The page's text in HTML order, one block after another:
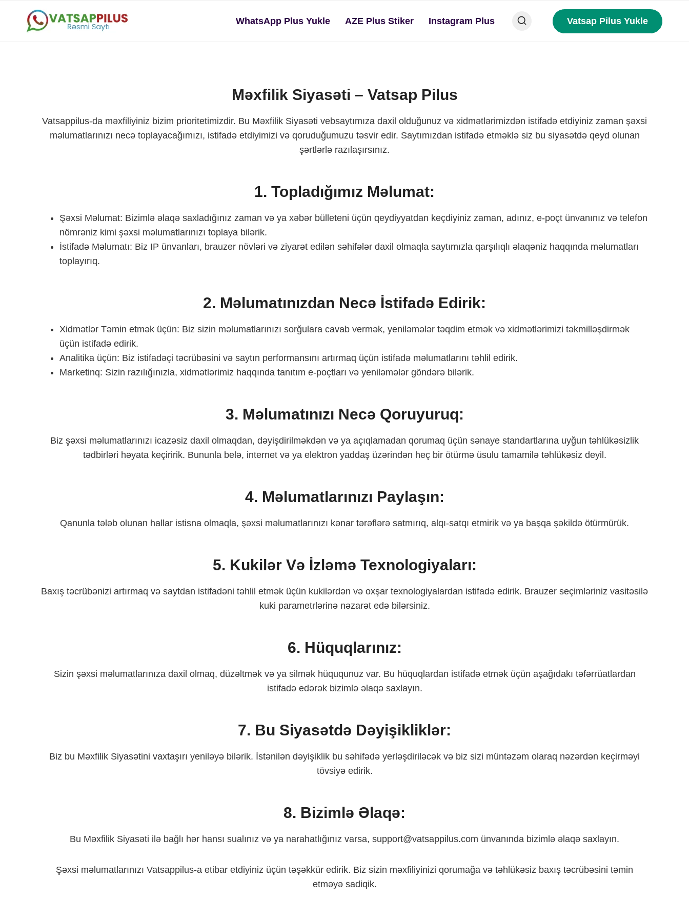
content
WhatsApp Plus Yukle AZE Plus Stiker Instagram Plus Vatsap Pilus Yukle
Məxfilik Siyasəti – Vatsap Pilus
Vatsappilus-da məxfiliyiniz bizim prioritetimizdir. Bu Məxfilik Siyasəti vebsaytımıza daxil olduğunuz və xidmətlərimizdən istifadə etdiyiniz zaman şəxsi
məlumatlarınızı necə toplayacağımızı, istifadə etdiyimizi və qoruduğumuzu təsvir edir. Saytımızdan istifadə etməklə siz bu siyasətdə qeyd olunan
şərtlərlə razılaşırsınız.
1. Topladığımız Məlumat:
Şəxsi Məlumat: Bizimlə əlaqə saxladığınız zaman və ya xəbər bülleteni üçün qeydiyyatdan keçdiyiniz zaman, adınız, e-poçt ünvanınız və telefon
nömrəniz kimi şəxsi məlumatlarınızı toplaya bilərik.
İstifadə Məlumatı: Biz IP ünvanları, brauzer növləri və ziyarət edilən səhifələr daxil olmaqla saytımızla qarşılıqlı əlaqəniz haqqında məlumatları
toplayırıq.
2. Məlumatınızdan Necə İstifadə Edirik:
Xidmətlər Təmin etmək üçün: Biz sizin məlumatlarınızı sorğulara cavab vermək, yeniləmələr təqdim etmək və xidmətlərimizi təkmilləşdirmək
üçün istifadə edirik.
Analitika üçün: Biz istifadəçi təcrübəsini və saytın performansını artırmaq üçün istifadə məlumatlarını təhlil edirik.
Marketinq: Sizin razılığınızla, xidmətlərimiz haqqında tanıtım e-poçtları və yeniləmələr göndərə bilərik.
3. Məlumatınızı Necə Qoruyuruq:
Biz şəxsi məlumatlarınızı icazəsiz daxil olmaqdan, dəyişdirilməkdən və ya açıqlamadan qorumaq üçün sənaye standartlarına uyğun təhlükəsizlik
tədbirləri həyata keçiririk. Bununla belə, internet və ya elektron yaddaş üzərindən heç bir ötürmə üsulu tamamilə təhlükəsiz deyil.
4. Məlumatlarınızı Paylaşın:
Qanunla tələb olunan hallar istisna olmaqla, şəxsi məlumatlarınızı kənar tərəflərə satmırıq, alqı-satqı etmirik və ya başqa şəkildə ötürmürük.
5. Kukilər Və İzləmə Texnologiyaları:
Baxış təcrübənizi artırmaq və saytdan istifadəni təhlil etmək üçün kukilərdən və oxşar texnologiyalardan istifadə edirik. Brauzer seçimləriniz vasitəsilə
kuki parametrlərinə nəzarət edə bilərsiniz.
6. Hüquqlarınız:
Sizin şəxsi məlumatlarınıza daxil olmaq, düzəltmək və ya silmək hüququnuz var. Bu hüquqlardan istifadə etmək üçün aşağıdakı təfərrüatlardan
istifadə edərək bizimlə əlaqə saxlayın.
7. Bu Siyasətdə Dəyişikliklər:
Biz bu Məxfilik Siyasətini vaxtaşırı yeniləyə bilərik. İstənilən dəyişiklik bu səhifədə yerləşdiriləcək və biz sizi müntəzəm olaraq nəzərdən keçirməyi
tövsiyə edirik.
8. Bizimlə Əlaqə:
Bu Məxfilik Siyasəti ilə bağlı hər hansı sualınız və ya narahatlığınız varsa, support@vatsappilus.com ünvanında bizimlə əlaqə saxlayın.
Şəxsi məlumatlarınızı Vatsappilus-a etibar etdiyiniz üçün təşəkkür edirik. Biz sizin məxfiliyinizi qorumağa və təhlükəsiz baxış təcrübəsini təmin
etməyə sadiqik.